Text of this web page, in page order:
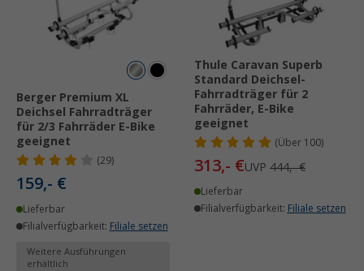
Berger Premium XL
Deichsel Fahrradträger
für 2/3 Fahrräder E-Bike
geeignet
(29)
159,- €
Lieferbar
Filialverfügbarkeit: Filiale setzen
Weitere Ausführungen
erhältlich
Thule Caravan Superb
Standard Deichsel-
Fahrradträger für 2
Fahrräder, E-Bike
geeignet
(Über100)
313,- €UVP 444,- €
Lieferbar
Filialverfügbarkeit: Filiale setzen